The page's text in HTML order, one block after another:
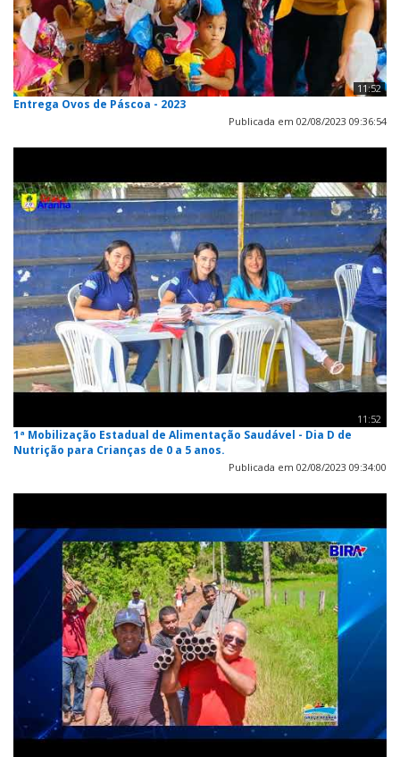
11:52
Entrega Ovos de Páscoa - 2023
Publicada em 02/08/2023 09:36:54
11:52
1ª Mobilização Estadual de Alimentação Saudável - Dia D de
Nutrição para Crianças de 0 a 5 anos.
Publicada em 02/08/2023 09:34:00